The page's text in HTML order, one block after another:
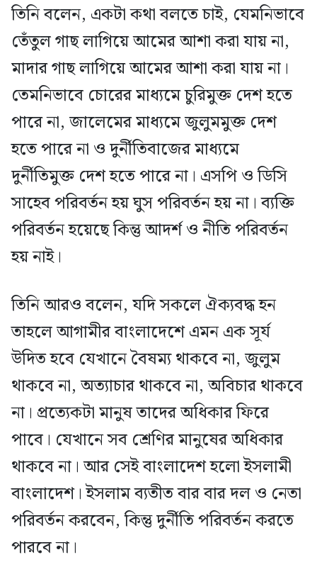
তিনি বলেন, একটা কথা বলতে চাই, যেমনিভাবে
তেঁতুল গাছ লাগিয়ে আমের আশা করা যায় না,
মাদার গাছ লাগিয়ে আমের আশা করা যায় না।
তেমনিভাবে চোরের মাধ্যমে চুরিমুক্ত দেশ হতে
পারে না, জালেমের মাধ্যমে জুলুমমুক্ত দেশ
হতে পারে না ও দুর্নীতিবাজের মাধ্যমে
দুর্নীতিমুক্ত দেশ হতে পারে না। এসপি ও ডিসি
সাহেব পরিবর্তন হয় ঘুস পরিবর্তন হয় না। ব্যক্তি
পরিবর্তন হয়েছে কিন্তু আদর্শ ও নীতি পরিবর্তন
হয় নাই।
তিনি আরও বলেন, যদি সকলে ঐক্যবদ্ধ হন
তাহলে আগামীর বাংলাদেশে এমন এক সূর্য
উদিত হবে যেখানে বৈষম্য থাকবে না, জুলুম
থাকবে না, অত্যাচার থাকবে না, অবিচার থাকবে
না। প্রত্যেকটা মানুষ তাদের অধিকার ফিরে
পাবে। যেখানে সব শ্রেণির মানুষের অধিকার
থাকবে না। আর সেই বাংলাদেশ হলো ইসলামী
বাংলাদেশ। ইসলাম ব্যতীত বার বার দল ও নেতা
পরিবর্তন করবেন, কিন্তু দুর্নীতি পরিবর্তন করতে
পারবে না।